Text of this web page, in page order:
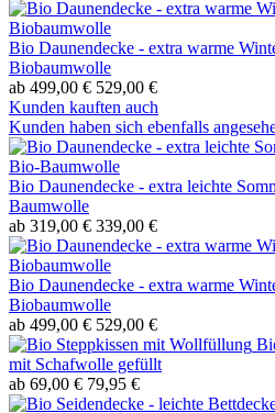
Bio Daunendecke - extra warme
Biobaumwolle
ab 499,00 € 529,00 €
Kunden kauften auch
Kunden haben sich ebenfalls
Bio Daunendecke - extra leichte
Baumwolle
ab 319,00 € 339,00 €
Bio Daunendecke - extra warme
Biobaumwolle
ab 499,00 € 529,00 €
mit Schafwolle gefüllt
ab 69,00 € 79,95 €